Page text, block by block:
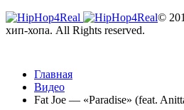
Главная
Видео
Fat Joe — «Paradise» (feat.
©
хип-хопа. All Rights reserved.